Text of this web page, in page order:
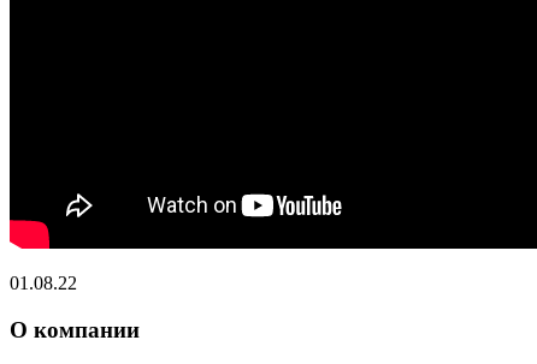
01.08.22
О компании